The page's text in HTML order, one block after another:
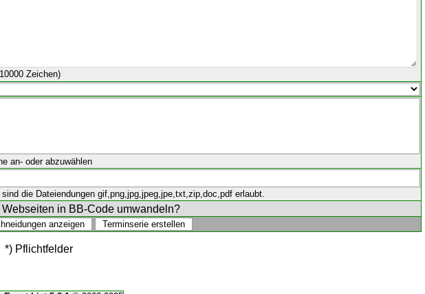
Zeichen)
an- oder abzuwählen
die Dateiendungen gif,png,jpg,jpeg,jpe,txt,zip,doc,pdf erlaubt.
in BB-Code umwandeln?
*) Pflichtfelder